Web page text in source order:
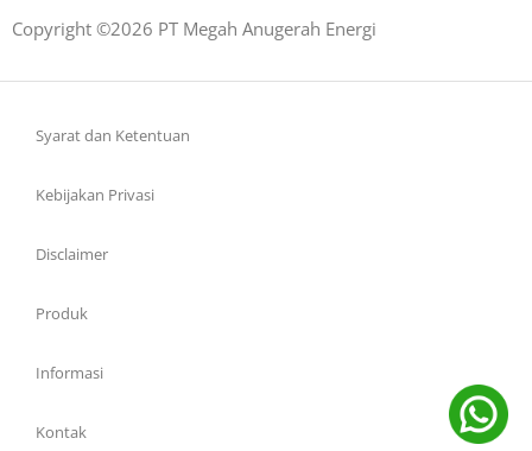
Copyright ©2026 PT Megah Anugerah Energi
Syarat dan Ketentuan
Kebijakan Privasi
Disclaimer
Produk
Informasi
Kontak